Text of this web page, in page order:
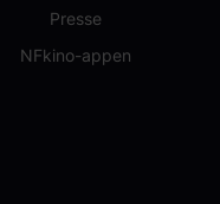
Presse
NFkino-appen